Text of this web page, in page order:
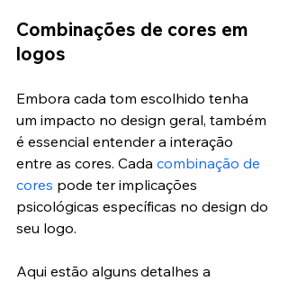
Combinações de cores em
logos
Embora cada tom escolhido tenha
um impacto no design geral, também
é essencial entender a interação
entre as cores. Cada combinação de
cores pode ter implicações
psicológicas específicas no design do
seu logo.
Aqui estão alguns detalhes a